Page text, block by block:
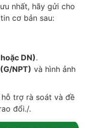
nhất, hãy gửi cho
cơ bản sau:
DN).
NPT) và hình ảnh
trợ rà soát và đề
đổi./.